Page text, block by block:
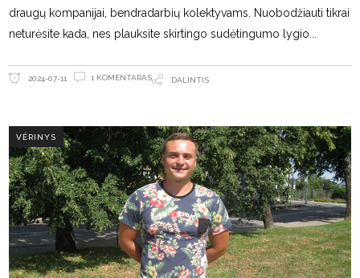
draugų kompanijai, bendradarbių kolektyvams. Nuobodžiauti tikrai
neturėsite kada, nes plauksite skirtingo sudėtingumo lygio
2024-07-11 1 KOMENTARAS DALINTIS
VĖRINYS